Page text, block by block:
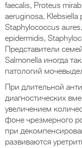
faecalis, Proteus
aeruginosa,
Staphylococcus
epidermidis,
Представители
Salmonella иногда
патологий
При длительной
диагностических
увеличением
фоне чрезмерного
при
развиваются